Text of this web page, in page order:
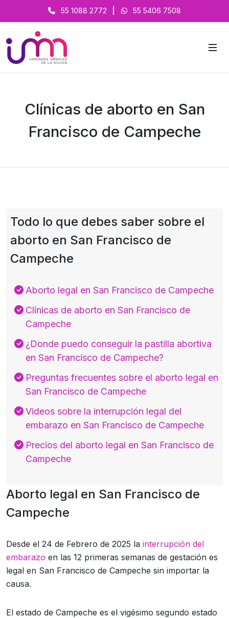
55 1088 2772 55 5406 7508
Clínicas de aborto en San
Francisco de Campeche
Todo lo que debes saber sobre el
aborto en San Francisco de
Campeche
Aborto legal en San Francisco de Campeche
Clínicas de aborto en San Francisco de
Campeche
¿Donde puedo conseguir la pastilla abortiva
en San Francisco de Campeche?
Preguntas frecuentes sobre el aborto legal en
San Francisco de Campeche
Videos sobre la interrupción legal del
embarazo en San Francisco de Campeche
Precios del aborto legal en San Francisco de
Campeche
Aborto legal en San Francisco de
Campeche
Desde el 24 de Febrero de 2025 la interrupción del
embarazo en las 12 primeras semanas de gestación es
legal en San Francisco de Campeche sin importar la
causa.
El estado de Campeche es el vigésimo segundo estado